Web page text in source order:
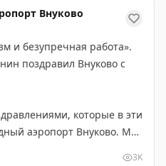
Внуково
и безупречная работа».
поздравил Внуково с
которые в эти
аэропорт Внуково. Мэр
3K